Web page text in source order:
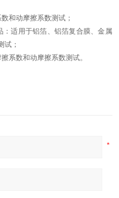
和动摩擦系数测试；
适用于铝箔、铝箔复合膜、金属
试；
系数和动摩擦系数测试。